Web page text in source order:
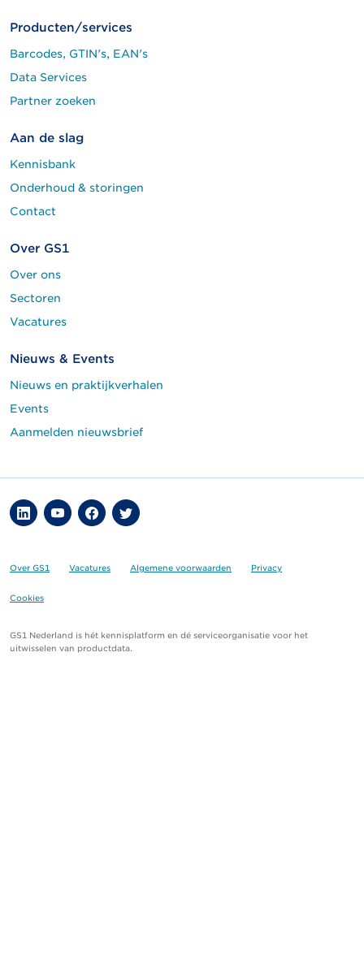
Producten/services
Barcodes, GTIN's, EAN's
Data Services
Partner zoeken
Aan de slag
Kennisbank
Onderhoud & storingen
Contact
Over GS1
Over ons
Sectoren
Vacatures
Nieuws & Events
Nieuws en praktijkverhalen
Events
Aanmelden nieuwsbrief
Over GS1 Vacatures Algemene voorwaarden Privacy
Cookies
GS1 Nederland is hét kennisplatform en dé serviceorganisatie voor het
uitwisselen van productdata.